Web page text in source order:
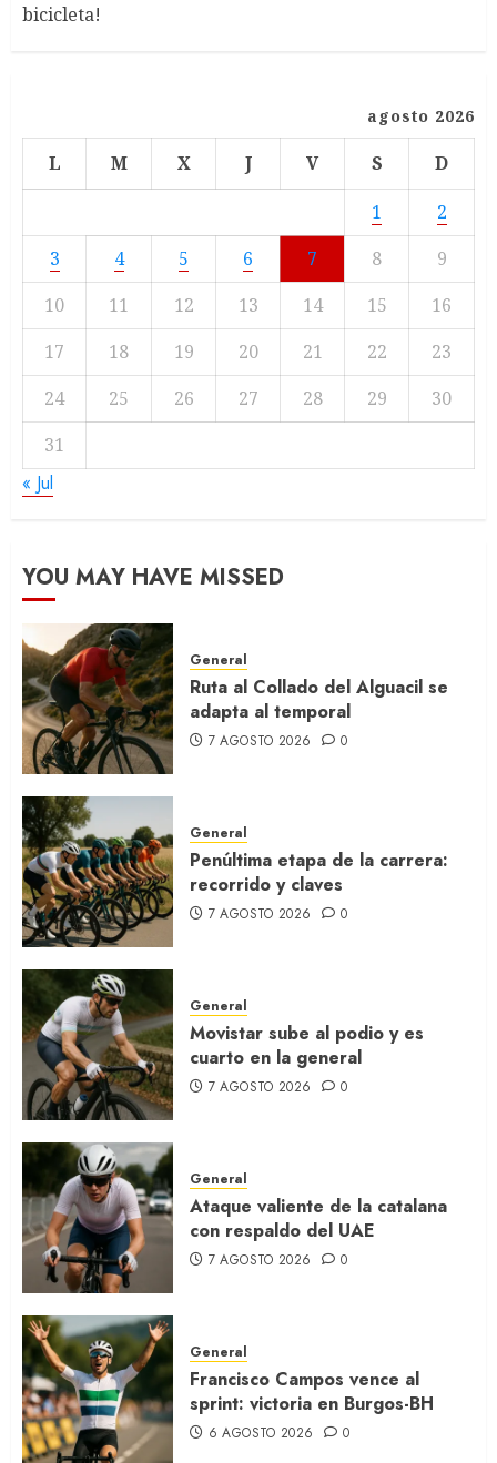
bicicleta!
agosto 2026
L M X J V S
D
1
2
3
4 5 6 7 8
9
10
11 12 13 14 15
16
17
18 19 20 21 22
23
24
25 26 27 28 29
30
31
« Jul
YOU MAY HAVE MISSED
General
Ruta al Collado del Alguacil se
adapta al temporal
7 AGOSTO 2026 0
General
Penúltima etapa de la carrera:
recorrido y claves
7 AGOSTO 2026 0
General
Movistar sube al podio y es
cuarto en la general
7 AGOSTO 2026 0
General
Ataque valiente de la catalana
con respaldo del UAE
7 AGOSTO 2026 0
General
Francisco Campos vence al
sprint: victoria en Burgos-BH
6 AGOSTO 2026 0